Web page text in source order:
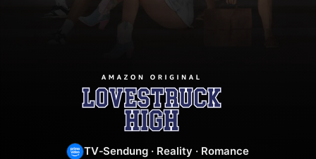
Lovestruck
High
TV‑Sendung · Reality · Romance